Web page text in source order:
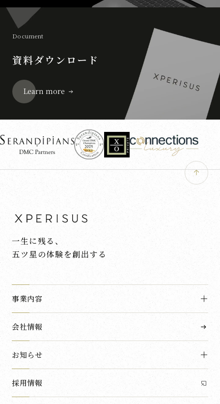
Document
資料ダウンロード
Learn more
一生に残る、
五ツ星の体験を創出する
事業内容
会社情報
お知らせ
採用情報